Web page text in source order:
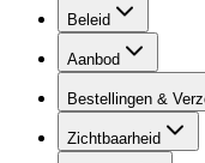
Beleid
Aanbod
Bestellingen &
Zichtbaarheid